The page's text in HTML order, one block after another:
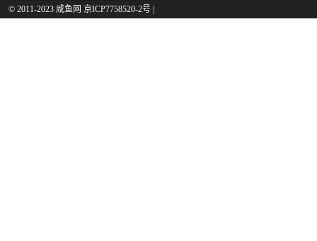
© 2011-2023 咸鱼网 京ICP7758520-2号 |